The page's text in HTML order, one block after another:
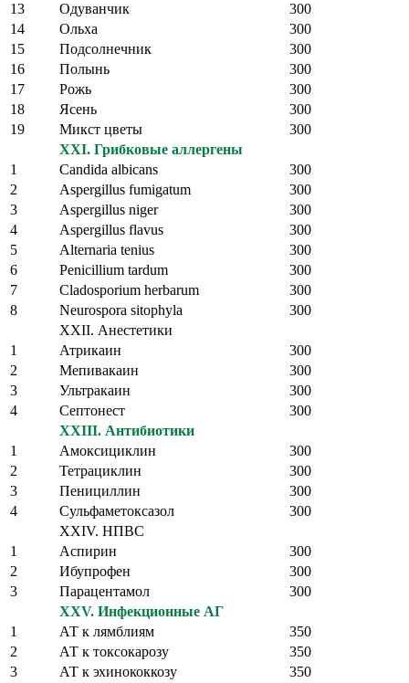
13
Одуванчик
300
14
Ольха
300
15
Подсолнечник
300
16
Полынь
300
17
Рожь
300
18
Ясень
300
19
Микст цветы
300
XXI. Грибковые аллергены
1
Candida albicans
300
2
Aspergillus fumigatum
300
3
Aspergillus niger
300
4
Aspergillus flavus
300
5
Alternaria tenius
300
6
Penicillium tardum
300
7
Cladosporium herbarum
300
8
Neurospora sitophyla
300
XXII. Анестетики
1
Атрикаин
300
2
Мепивакаин
300
3
Ультракаин
300
4
Септонест
300
XXIII. Антибиотики
1
Амоксициклин
300
2
Тетрациклин
300
3
Пенициллин
300
4
Сульфаметоксазол
300
XXIV. НПВС
1
Аспирин
300
2
Ибупрофен
300
3
Парацентамол
300
XXV. Инфекционные АГ
1
АТ к лямблиям
350
2
АТ к токсокарозу
350
3
АТ к эхинококкозу
350